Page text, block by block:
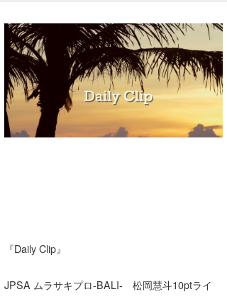
今月のプレゼント
『Daily Clip』
JPSA ムラサキプロ-BALI- 松岡慧斗10ptライ
千葉北
伊豆
千葉南
大阪
その他
ルール＆How to
VOTE!